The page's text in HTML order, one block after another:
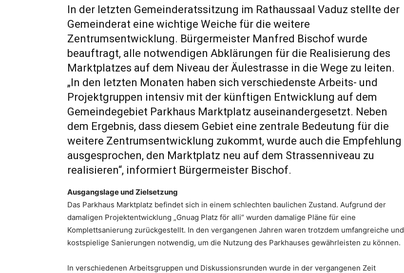
In der letzten Gemeinderatssitzung im Rathaussaal Vaduz stellte der
Gemeinderat eine wichtige Weiche für die weitere
Zentrumsentwicklung. Bürgermeister Manfred Bischof wurde
beauftragt, alle notwendigen Abklärungen für die Realisierung des
Marktplatzes auf dem Niveau der Äulestrasse in die Wege zu leiten.
„In den letzten Monaten haben sich verschiedenste Arbeits- und
Projektgruppen intensiv mit der künftigen Entwicklung auf dem
Gemeindegebiet Parkhaus Marktplatz auseinandergesetzt. Neben
dem Ergebnis, dass diesem Gebiet eine zentrale Bedeutung für die
weitere Zentrumsentwicklung zukommt, wurde auch die Empfehlung
ausgesprochen, den Marktplatz neu auf dem Strassenniveau zu
realisieren“, informiert Bürgermeister Bischof.
Ausgangslage und Zielsetzung
Das Parkhaus Marktplatz befindet sich in einem schlechten baulichen Zustand. Aufgrund der
damaligen Projektentwicklung „Gnuag Platz för alli“ wurden damalige Pläne für eine
Komplettsanierung zurückgestellt. In den vergangenen Jahren waren trotzdem umfangreiche und
kostspielige Sanierungen notwendig, um die Nutzung des Parkhauses gewährleisten zu können.
In verschiedenen Arbeitsgruppen und Diskussionsrunden wurde in der vergangenen Zeit